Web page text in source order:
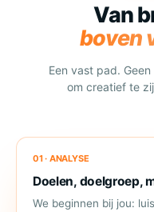
Van
boven
Een vast pad.
om creatief te
01 · ANALYSE
Doelen, doelgroep,
We beginnen bij jou: